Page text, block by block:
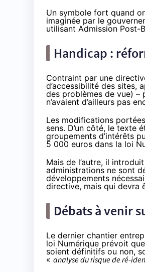
Un symbole fort quand
imaginée par le
utilisant Admission Post-
Handicap :
Contraint par une
d’accessibilité des sites,
des problèmes de vue) –
n’avaient d’ailleurs pas
Les modifications
sens. D’un côté, le texte
groupements d’intérêts
5 000 euros dans la loi
Mais de l’autre, il
administrations ne sont
développements
directive, mais qui devra
Débats à venir
Le dernier chantier
loi Numérique prévoit
soient définitifs ou non,
« analyse du risque de ré-